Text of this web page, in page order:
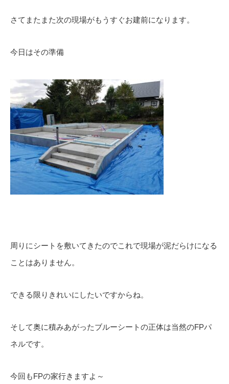
さてまたまた次の現場がもうすぐお建前になります。
今日はその準備
周りにシートを敷いてきたのでこれで現場が泥だらけになる
ことはありません。
できる限りきれいにしたいですからね。
そして奥に積みあがったブルーシートの正体は当然のFPパ
ネルです。
今回もFPの家行きますよ～